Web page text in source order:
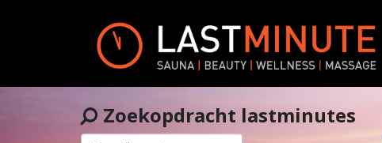
Zoekopdracht lastminutes